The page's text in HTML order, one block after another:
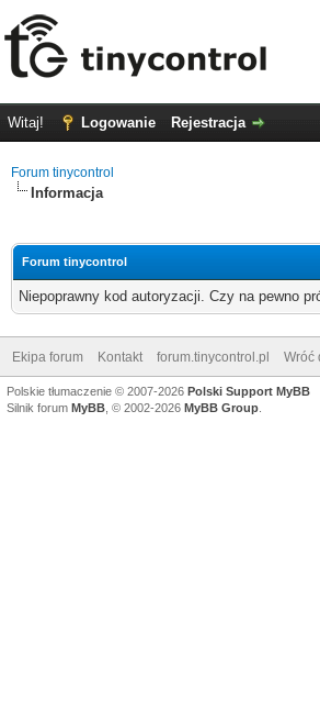
Witaj! Logowanie Rejestracja
Forum tinycontrol
Informacja
Forum tinycontrol
Niepoprawny kod autoryzacji. Czy na pewno
Ekipa forum Kontakt forum.tinycontrol.pl Wróć
Polskie tłumaczenie © 2007-2026 Polski Support MyBB
Silnik forum MyBB , © 2002-2026 MyBB Group